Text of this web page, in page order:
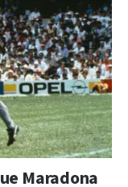
Maradona